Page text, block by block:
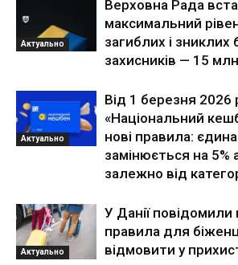
Актуально
Верховна Рада
максимальний
загиблих і зниклих
захисників — 15
Актуально
Від 1 березня 2026
«Національний
нові правила:
замінюється на 5%
залежно від
Актуально
У Данії повідомили
правила для
відмовити у